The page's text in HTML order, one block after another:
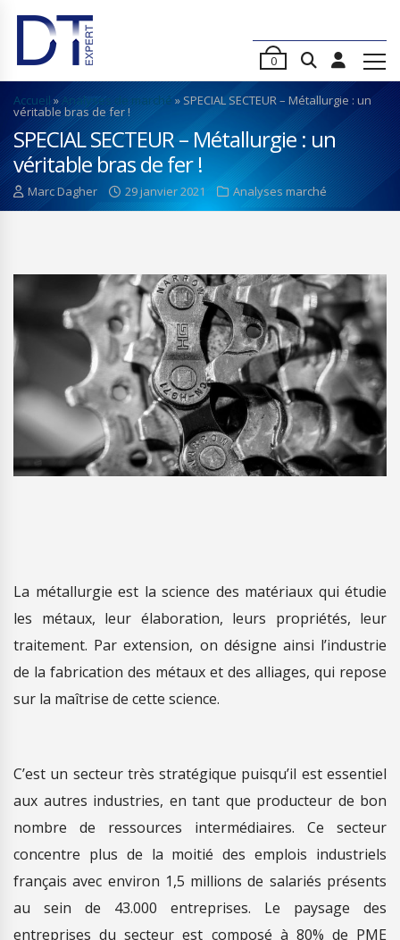
0
Accueil »Analyses de marché » SPECIAL SECTEUR – Métallurgie : un
véritable bras de fer !
SPECIAL SECTEUR – Métallurgie : un
véritable bras de fer !
Marc Dagher 29 janvier 2021 Analyses marché
La métallurgie est la science des matériaux qui étudie
les métaux, leur élaboration, leurs propriétés, leur
traitement. Par extension, on désigne ainsi l’industrie
de la fabrication des métaux et des alliages, qui repose
sur la maîtrise de cette science.
C’est un secteur très stratégique puisqu’il est essentiel
aux autres industries, en tant que producteur de bon
nombre de ressources intermédiaires. Ce secteur
concentre plus de la moitié des emplois industriels
français avec environ 1,5 millions de salariés présents
au sein de 43.000 entreprises. Le paysage des
entreprises du secteur est composé à 80% de PME